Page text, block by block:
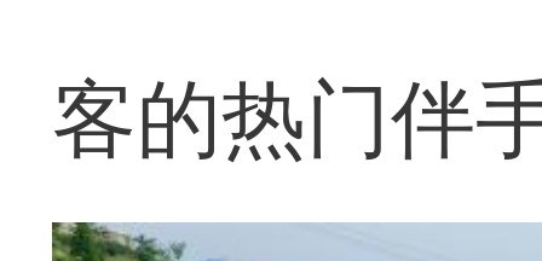
客的热门伴